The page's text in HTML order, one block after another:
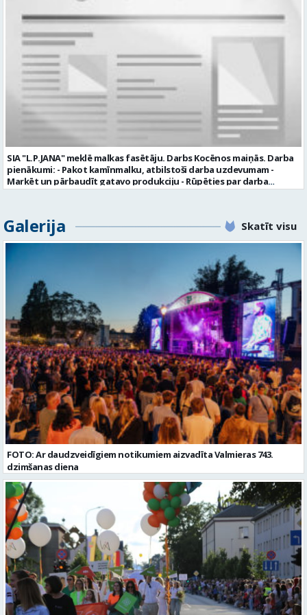
plkst. 16.20 un 2.dežūra no plkst. 12.50-21.00) darba samaksu sākot no
1100 līdz 1250 EUR (pirms nodokļu nomaksas) pilnas sociālās
garantijas veselības apdrošināšanas iespējas dinamisku un
profesionālu darba vidi apmācību pirms darba pienākumu
uzsākšanas CV ar norādi vakancei „dispečers Valmierā” iesniegt līdz
2026. gada 21. augustam (ieskaitot): sūtot elektroniski uz info@vtu-
valmiera.lv personīgi SIA „VTU Valmiera”, Reģ.nr. 40003004220,
„Brandeļi”, Brandeļi, Kocēnu pagasts, Valmieras novads, personāla
daļā darba dienās no plkst. 13:00 līdz 16:00. 2 nedēļu laikā pēc
konkursa termiņa beigām sazināsimies ar pretendentiem, kuri tiks
aicināti uz tikšanos klātienē. Informācijai: 29231565 * Iesniegtos
personas datus SIA “VTU VALMIERA” izmantos, lai konkursa kārtībā
noteiktu vakancei atbilstošāko kandidātu. Ja kandidāts vēlas, lai
viņa personas dati tiktu saglabāti SIA “VTU VALMIERA” iekšējā datu
bāzē ar mērķi tos apstrādāt citos SIA “VTU VALMIERA” personāla
atlases konkursos, tad pieteikumā vakancei lūdzam kandidātam
Valmiera, Valmieras nov. Darba laika veids: Summētais darba laiks
Darba veids: Darbinieka amats uz nenoteiktu laiku Slodze: Viena
vesela slodze Darbības joma: Pakalpojumi Pieteikto vietu skaits: 1
Līgums: Darbinieka amats uz nenoteiktu laiku Aktuāla līdz: 2026-08-
21 Kontaktpersona: CV ar norādi vakancei lūdzu sūtīt uz e-pastu
info@vtu-valmiera.lv vai iesniegt personīgi Izglītības līmenis:
Vispārējā vidējā izglītība
SIA "L.P.JANA" meklē malkas fasētāju. Darbs Kocēnos maiņās. Darba
pienākumi: - Pakot kamīnmalku, atbilstoši darba uzdevumam -
Marķēt un pārbaudīt gatavo produkciju - Rūpēties par darba
padarītā) - Vienmēr laikā izmaksātu algu - Profesionālus un
atbalstošus kolēģus Lūgums CV sūtīt uz e- pastu:
SAIŅOŠANAS OPERATORS Algas izmaksas veids: Laika darba alga
Darba vietas adrese: LATVIJA, Gravas iela 2, Kocēni, Kocēnu pag.,
Valmieras nov. Slodze: Viena vesela slodze Darbības joma: Ražošana
Pieteikto vietu skaits: 2 Aktuāla līdz: 2027-09-07 Darba sākšanas
datums: 2026-08-17 Kontaktpersona: Davids Pavlovs
Galerija Skatīt visu
FOTO: Ar daudzveidīgiem notikumiem aizvadīta Valmieras 743.
dzimšanas diena